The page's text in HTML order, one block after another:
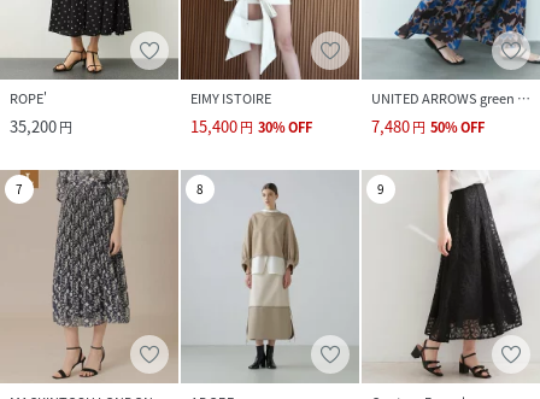
ROPE'
35,200円
EIMY ISTOIRE
15,400円 30%OFF
UNITED ARROWS green label relaxing
7,480円 50%OFF
7 8 9